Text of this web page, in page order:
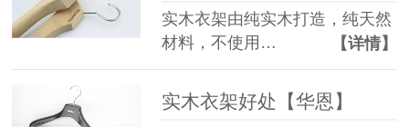
实木衣架由纯实木打造，纯天然
材料，不使用…
【详情】
实木衣架好处【华恩】